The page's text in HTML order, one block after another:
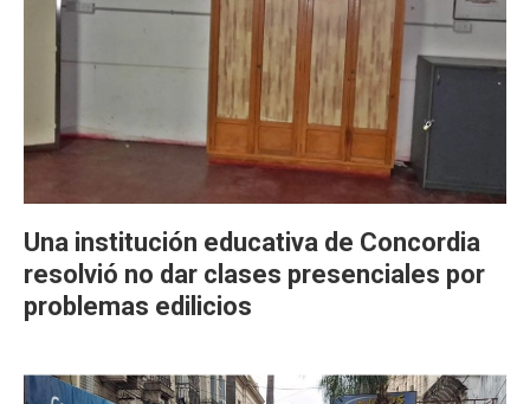
Una institución educativa de Concordia
resolvió no dar clases presenciales por
problemas edilicios